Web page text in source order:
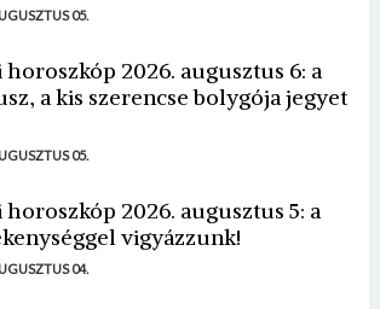
05.
horoszkóp 2026. augusztus 6: a
a kis szerencse bolygója jegyet
05.
horoszkóp 2026. augusztus 5: a
vigyázzunk!
04.